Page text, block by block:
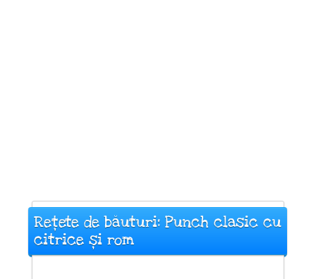
Rețete de băuturi: Punch clasic cu
citrice și rom